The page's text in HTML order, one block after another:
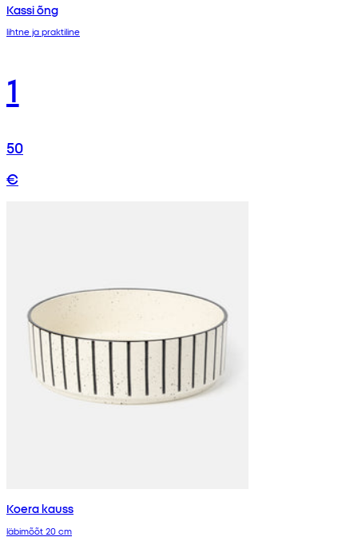
Kassi õng
lihtne ja praktiline
1
50
€
Koera kauss
läbimõõt 20 cm